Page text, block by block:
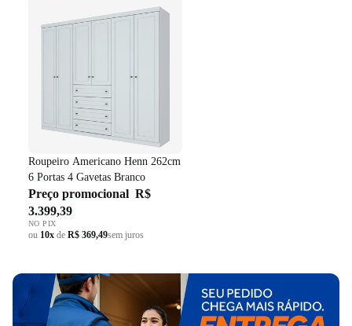
Roupeiro Americano Henn 262cm
6 Portas 4 Gavetas Branco
Preço promocional R$
3.399,39
NO PIX
ou 10x de R$ 369,49sem juros